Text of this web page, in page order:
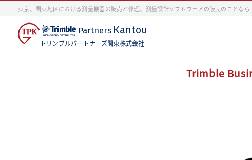
東京、関東地区における測量機器の販売と修理、測量設計ソフトウェアの販売のことなら
Partners Kantou
トリンブルパートナーズ関東株式会社
Trimble